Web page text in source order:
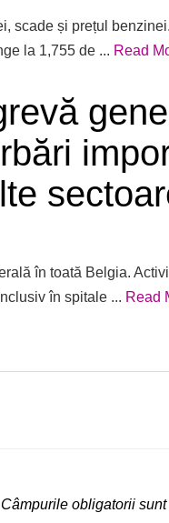
scade și prețul
la 1,755 de ... Read
în toată Belgia.
în spitale ... Read
Câmpurile obligatorii